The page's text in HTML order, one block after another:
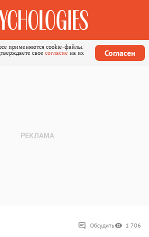
применяются cookie-файлы.
свое согласие на их
Согласен
Обсудить 1 706